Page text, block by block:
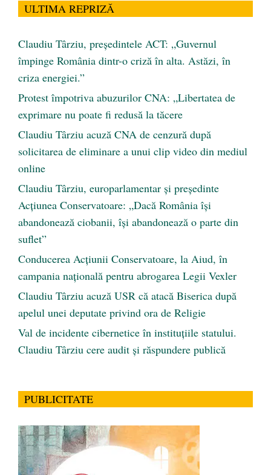
ULTIMA REPRIZĂ
Claudiu Târziu, președintele ACT: „Guvernul
împinge România dintr-o criză în alta. Astăzi, în
criza energiei.”
Protest împotriva abuzurilor CNA: „Libertatea de
exprimare nu poate fi redusă la tăcere
Claudiu Târziu acuză CNA de cenzură după
solicitarea de eliminare a unui clip video din mediul
online
Claudiu Târziu, europarlamentar și președinte
Acțiunea Conservatoare: „Dacă România își
abandonează ciobanii, își abandonează o parte din
suflet”
Conducerea Acțiunii Conservatoare, la Aiud, în
campania națională pentru abrogarea Legii Vexler
Claudiu Târziu acuză USR că atacă Biserica după
apelul unei deputate privind ora de Religie
Val de incidente cibernetice în instituțiile statului.
Claudiu Târziu cere audit și răspundere publică
PUBLICITATE